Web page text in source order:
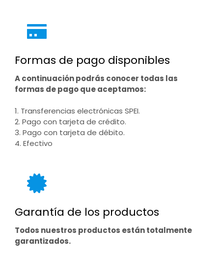
Formas de pago disponibles
A continuación podrás conocer todas las
formas de pago que aceptamos:
1. Transferencias electrónicas SPEI.
2. Pago con tarjeta de crédito.
3. Pago con tarjeta de débito.
4. Efectivo
Garantía de los productos
Todos nuestros productos están totalmente
garantizados.